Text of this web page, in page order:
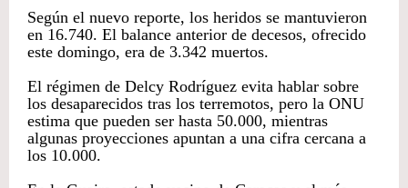
Según el nuevo reporte, los heridos se mantuvieron
en 16.740. El balance anterior de decesos, ofrecido
este domingo, era de 3.342 muertos.
El régimen de Delcy Rodríguez evita hablar sobre
los desaparecidos tras los terremotos, pero la ONU
estima que pueden ser hasta 50.000, mientras
algunas proyecciones apuntan a una cifra cercana a
los 10.000.